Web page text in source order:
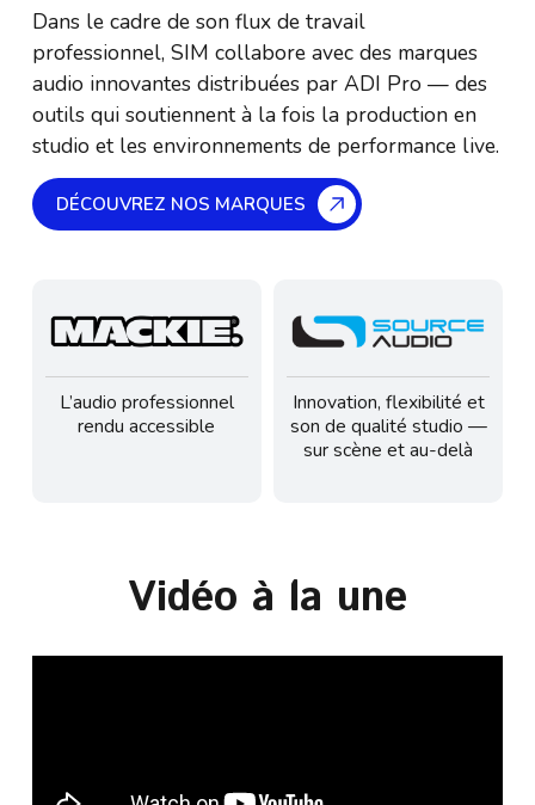
Dans le cadre de son flux de travail
professionnel, SIM collabore avec des marques
audio innovantes distribuées par ADI Pro — des
outils qui soutiennent à la fois la production en
studio et les environnements de performance live.
DÉCOUVREZ NOS MARQUES
L’audio professionnel
rendu accessible
Innovation, flexibilité et
son de qualité studio —
sur scène et au-delà
Vidéo à la une